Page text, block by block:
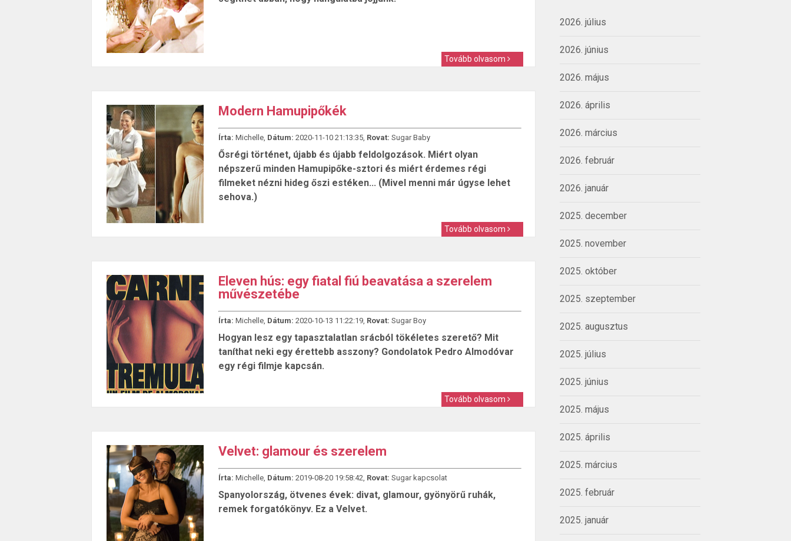
2026. július
2026. június
2026. május
2026. április
2026. március
2026. február
2026. január
2025. december
2025. november
2025. október
2025. szeptember
2025. augusztus
2025. július
2025. június
2025. május
2025. április
2025. március
2025. február
2025. január
Tovább olvasom
Modern Hamupipőkék
Írta: Michelle, Dátum: 2020-11-10 21:13:35, Rovat: Sugar Baby
Ősrégi történet, újabb és újabb feldolgozások. Miért olyan
népszerű minden Hamupipőke-sztori és miért érdemes régi
filmeket nézni hideg őszi estéken... (Mivel menni már úgyse lehet
sehova.)
Tovább olvasom
Eleven hús: egy fiatal fiú beavatása a szerelem
művészetébe
Írta: Michelle, Dátum: 2020-10-13 11:22:19, Rovat: Sugar Boy
Hogyan lesz egy tapasztalatlan srácból tökéletes szerető? Mit
taníthat neki egy érettebb asszony? Gondolatok Pedro Almodóvar
egy régi filmje kapcsán.
Tovább olvasom
Velvet: glamour és szerelem
Írta: Michelle, Dátum: 2019-08-20 19:58:42, Rovat: Sugar kapcsolat
Spanyolország, ötvenes évek: divat, glamour, gyönyörű ruhák,
remek forgatókönyv. Ez a Velvet.